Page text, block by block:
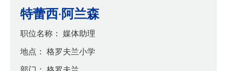
特蕾西·阿兰森
职位名称： 媒体助理
地点： 格罗夫兰小学